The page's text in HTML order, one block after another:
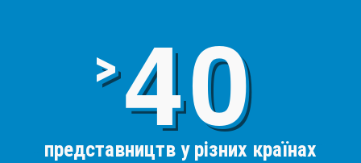
>4
представництв у різних країнах